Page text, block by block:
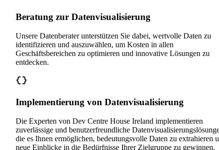
Beratung zur Datenvisualisierung
Unsere Datenberater unterstützen Sie dabei, wertvolle Daten zu
identifizieren und auszuwählen, um Kosten in allen
Geschäftsbereichen zu optimieren und innovative Lösungen zu
entdecken.
Implementierung von Datenvisualisierung
Die Experten von Dev Centre House Ireland implementieren
zuverlässige und benutzerfreundliche
die es Ihnen ermöglichen, bedeutungsvolle Daten zu extrahieren
neue Einblicke in die Bedürfnisse Ihrer Zielgruppe zu gewinnen.